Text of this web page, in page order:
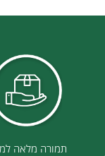
תמורה מלאה